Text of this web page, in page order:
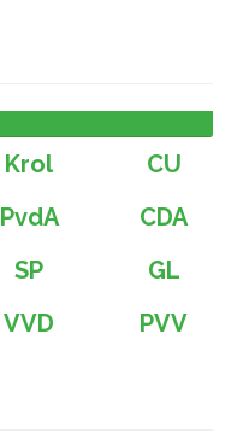
Krol
CU
PvdA
CDA
SP
GL
VVD
PVV